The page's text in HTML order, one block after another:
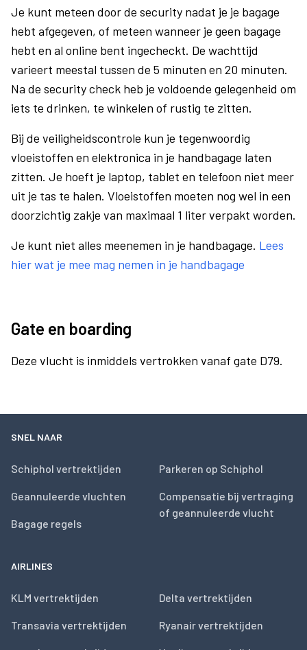
Je kunt meteen door de security nadat je je bagage
hebt afgegeven, of meteen wanneer je geen bagage
hebt en al online bent ingecheckt. De wachttijd
varieert meestal tussen de 5 minuten en 20 minuten.
Na de security check heb je voldoende gelegenheid om
iets te drinken, te winkelen of rustig te zitten.
Bij de veiligheidscontrole kun je tegenwoordig
vloeistoffen en elektronica in je handbagage laten
zitten. Je hoeft je laptop, tablet en telefoon niet meer
uit je tas te halen. Vloeistoffen moeten nog wel in een
doorzichtig zakje van maximaal 1 liter verpakt worden.
Je kunt niet alles meenemen in je handbagage. Lees
hier wat je mee mag nemen in je handbagage
Gate en boarding
Deze vlucht is inmiddels vertrokken vanaf gate D79.
SNEL NAAR
Schiphol vertrektijden
Geannuleerde vluchten
Bagage regels
Parkeren op Schiphol
Compensatie bij vertraging
of geannuleerde vlucht
AIRLINES
KLM vertrektijden
Transavia vertrektijden
Delta vertrektijden
Ryanair vertrektijden